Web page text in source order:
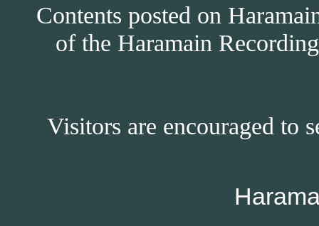
Contents posted on
of the Haramain
Visitors are encouraged to